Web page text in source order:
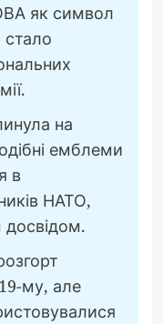
як символ
стало
на
емблеми
в
НАТО,
досвідом.
му, але